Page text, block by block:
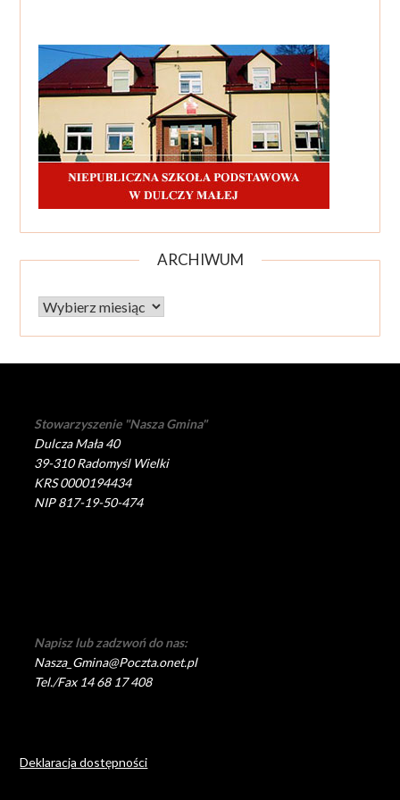
ARCHIWUM
Archiwum
Stowarzyszenie "Nasza Gmina"
Dulcza Mała 40
39-310 Radomyśl Wielki
KRS 0000194434
NIP 817-19-50-474
Napisz lub zadzwoń do nas:
Nasza_Gmina@Poczta.onet.pl
Tel./Fax 14 68 17 408
Deklaracja dostępności